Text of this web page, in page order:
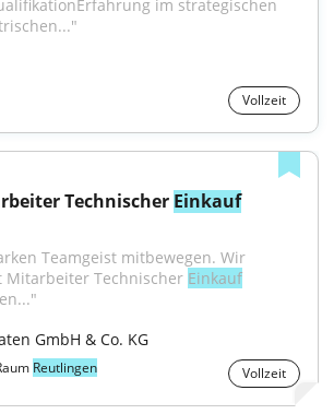
Vollzeit
Technischer Einkauf
Teamgeist mitbewegen. Wir
Mitarbeiter Technischer Einkauf
GmbH & Co. KG
Reutlingen Vollzeit